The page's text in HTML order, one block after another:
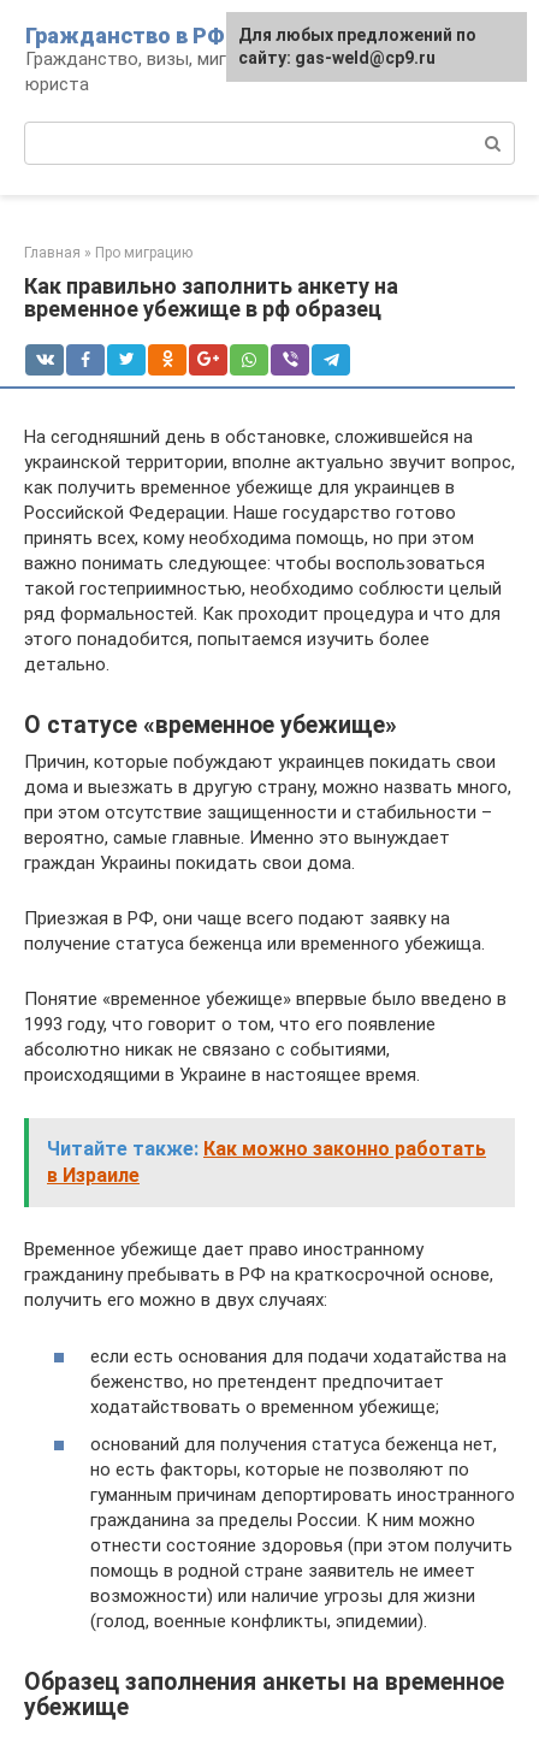
контенту
Гражданство в РФ
Гражданство, визы, миграция: консультации
юриста
Главная » Про миграцию
Как правильно заполнить анкету на
временное убежище в рф образец
На сегодняшний день в обстановке, сложившейся на
украинской территории, вполне актуально звучит вопрос,
как получить временное убежище для украинцев в
Российской Федерации. Наше государство готово
принять всех, кому необходима помощь, но при этом
важно понимать следующее: чтобы воспользоваться
такой гостеприимностью, необходимо соблюсти целый
ряд формальностей. Как проходит процедура и что для
этого понадобится, попытаемся изучить более
детально.
О статусе «временное убежище»
Причин, которые побуждают украинцев покидать свои
дома и выезжать в другую страну, можно назвать много,
при этом отсутствие защищенности и стабильности –
вероятно, самые главные. Именно это вынуждает
граждан Украины покидать свои дома.
Приезжая в РФ, они чаще всего подают заявку на
получение статуса беженца или временного убежища.
Понятие «временное убежище» впервые было введено в
1993 году, что говорит о том, что его появление
абсолютно никак не связано с событиями,
происходящими в Украине в настоящее время.
Читайте также: Как можно законно работать
в Израиле
Временное убежище дает право иностранному
гражданину пребывать в РФ на краткосрочной основе,
получить его можно в двух случаях:
если есть основания для подачи ходатайства на
беженство, но претендент предпочитает
ходатайствовать о временном убежище;
оснований для получения статуса беженца нет,
но есть факторы, которые не позволяют по
гуманным причинам депортировать иностранного
гражданина за пределы России. К ним можно
отнести состояние здоровья (при этом получить
помощь в родной стране заявитель не имеет
возможности) или наличие угрозы для жизни
(голод, военные конфликты, эпидемии).
Образец заполнения анкеты на временное
убежище
Для любых предложений по
сайту: gas-weld@cp9.ru